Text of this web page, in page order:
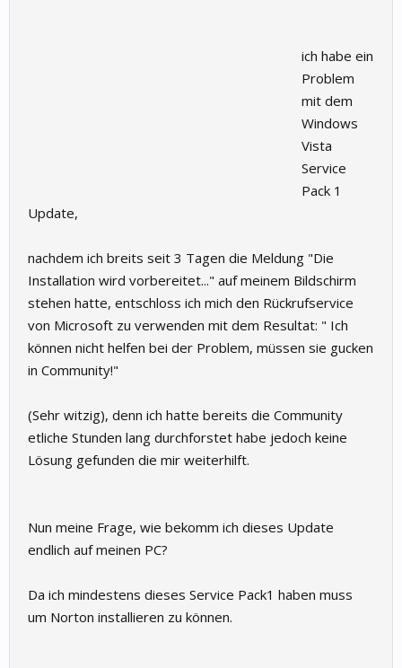
ich habe ein
Problem
mit dem
Windows
Vista
Service
Pack 1
Update,
nachdem ich breits seit 3 Tagen die Meldung "Die
Installation wird vorbereitet..." auf meinem Bildschirm
stehen hatte, entschloss ich mich den Rückrufservice
von Microsoft zu verwenden mit dem Resultat: " Ich
können nicht helfen bei der Problem, müssen sie gucken
in Community!"
(Sehr witzig), denn ich hatte bereits die Community
etliche Stunden lang durchforstet habe jedoch keine
Lösung gefunden die mir weiterhilft.
Nun meine Frage, wie bekomm ich dieses Update
endlich auf meinen PC?
Da ich mindestens dieses Service Pack1 haben muss
um Norton installieren zu können.